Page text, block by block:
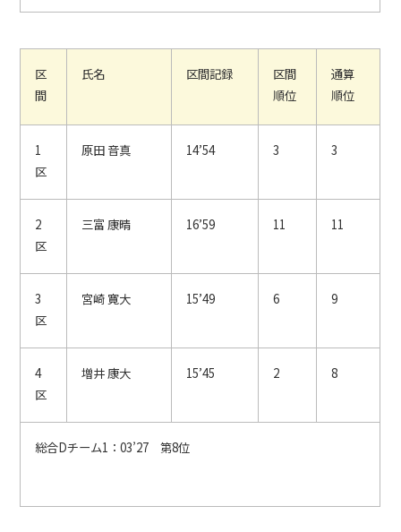
区
間
氏名 区間記録
区間
順位
通算
順位
1
区
原田 音真 14’54 3 3
2
区
三富 康晴 16’59 11 11
3
区
宮崎 寛大 15’49 6 9
4
区
増井 康大 15’45 2 8
総合Dチーム1：03’27 第8位